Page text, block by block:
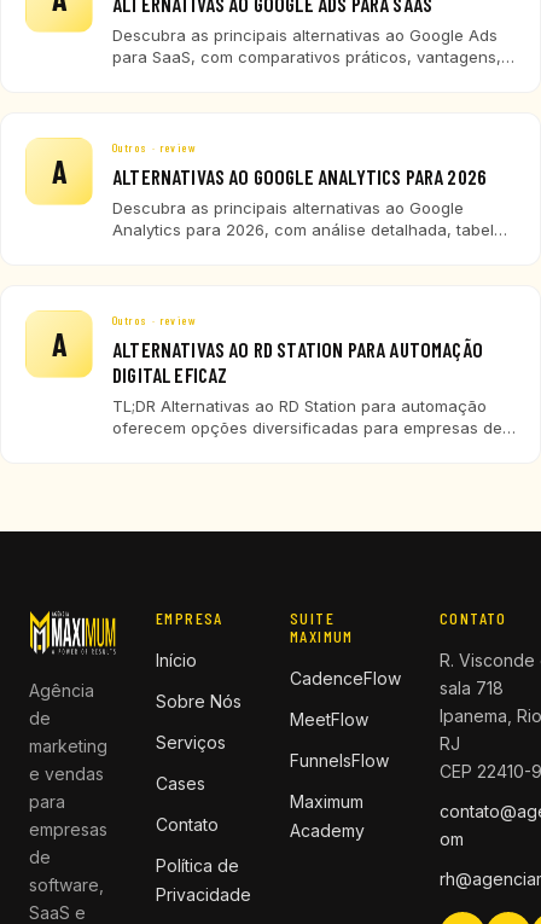
Descubra as principais alternativas ao Google Ads
para SaaS, com comparativos práticos, vantagens,
A
Outros · review
ALTERNATIVAS AO GOOGLE ANALYTICS PARA 2026
Descubra as principais alternativas ao Google
Analytics para 2026, com análise detalhada, tabela
A
Outros · review
ALTERNATIVAS AO RD STATION PARA AUTOMAÇÃO
DIGITAL EFICAZ
TL;DR Alternativas ao RD Station para automação
oferecem opções diversificadas para empresas de
custo, integração e recursos
Agência
de
marketing
e vendas
para
empresas
de
software,
SaaS e
EMPRESA
Início
Sobre Nós
Serviços
Cases
Contato
Política de
Privacidade
SUITE
MAXIMUM
CadenceFlow
MeetFlow
FunnelsFlow
Maximum
Academy
CONTATO
R.
sala 718
Ipanema,
RJ
CEP 22410-
om